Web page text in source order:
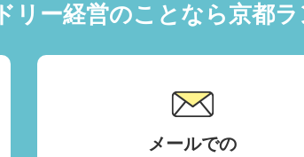
リー経営のことなら京都
メールでの